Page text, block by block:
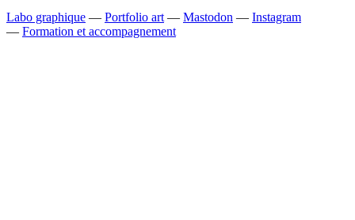
Labo graphique — Portfolio art — Mastodon — Instagram
— Formation et accompagnement